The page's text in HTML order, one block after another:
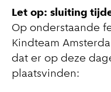
Let op: sluiting
Op onderstaande
Kindteam
dat er op deze
plaatsvinden: